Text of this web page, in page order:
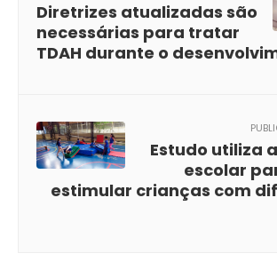
Diretrizes atualizadas são
necessárias para tratar
TDAH durante o
Estudo utiliza
escolar
estimular crianças com